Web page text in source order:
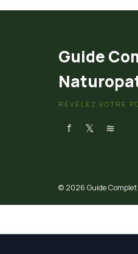
Guide
RÉVÉLEZ VOTRE
f 𝕏 ≋
© 2026 Guide